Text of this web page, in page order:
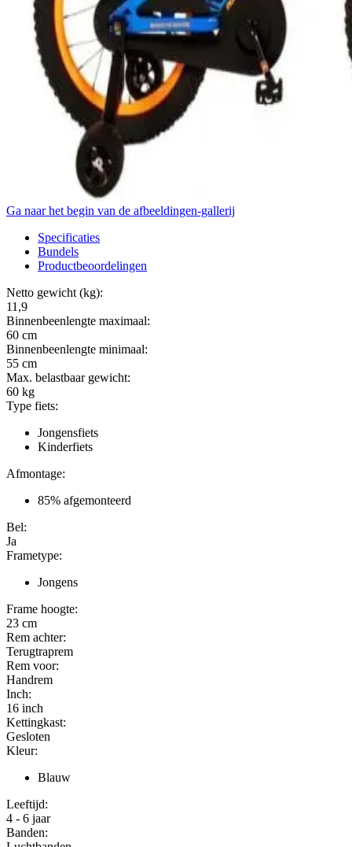
Ga naar het begin van de afbeeldingen-gallerij
Specificaties
Bundels
Productbeoordelingen
Netto gewicht (kg):
11,9
Binnenbeenlengte maximaal:
60 cm
Binnenbeenlengte minimaal:
55 cm
Max. belastbaar gewicht:
60 kg
Type fiets:
Jongensfiets
Kinderfiets
Afmontage:
85% afgemonteerd
Bel:
Ja
Frametype:
Jongens
Frame hoogte:
23 cm
Rem achter:
Terugtraprem
Rem voor:
Handrem
Inch:
16 inch
Kettingkast:
Gesloten
Kleur:
Blauw
Leeftijd:
4 - 6 jaar
Banden: